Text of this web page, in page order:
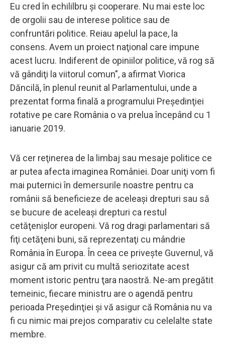
Eu cred în echililbru şi cooperare. Nu mai este loc
de orgolii sau de interese politice sau de
confruntări politice. Reiau apelul la pace, la
consens. Avem un proiect naţional care impune
acest lucru. Indiferent de opiniilor politice, vă rog să
vă gândiţi la viitorul comun", a afirmat Viorica
Dăncilă, în plenul reunit al Parlamentului, unde a
prezentat forma finală a programului Preşedinţiei
rotative pe care România o va prelua începând cu 1
ianuarie 2019.
Vă cer reţinerea de la limbaj sau mesaje politice ce
ar putea afecta imaginea României. Doar uniţi vom fi
mai puternici în demersurile noastre pentru ca
românii să beneficieze de aceleaşi drepturi sau să
se bucure de aceleaşi drepturi ca restul
cetăţenişlor europeni. Vă rog dragi parlamentari să
fiţi cetăţeni buni, să reprezentaţi cu mândrie
România în Europa. În ceea ce priveşte Guvernul, vă
asigur că am privit cu multă seriozitate acest
moment istoric pentru ţara naostră. Ne-am pregătit
temeinic, fiecare ministru are o agendă pentru
perioada Preşedinţiei şi vă asigur că România nu va
fi cu nimic mai prejos comparativ cu celelalte state
membre.